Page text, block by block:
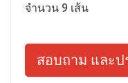
จำนวน 9 เส้น
สอบถาม และป